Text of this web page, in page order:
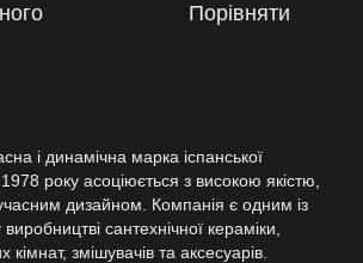
Порівняти
і динамічна марка іспанської
року асоціюється з високою якістю,
дизайном. Компанія є одним із
виробництві сантехнічної кераміки,
кімнат, змішувачів та аксесуарів.